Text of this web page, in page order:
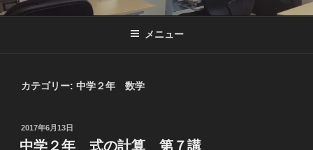
ツ
メニュー
カテゴリー: 中学２年 数学
投
稿
2017年6月13日
中学２年 式の計算 第７講